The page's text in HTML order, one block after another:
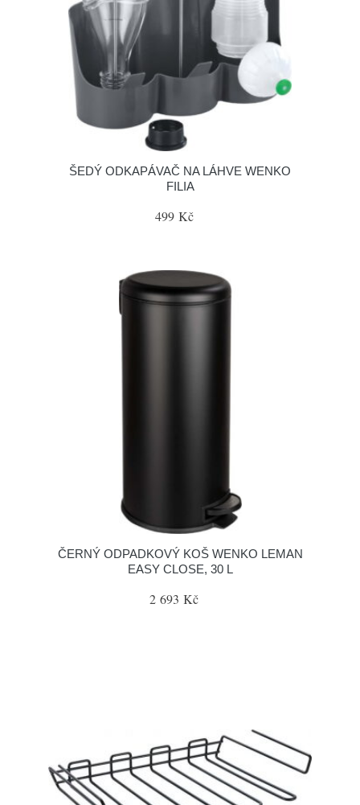
ŠEDÝ ODKAPÁVAČ NA LÁHVE WENKO
FILIA
499 Kč
ČERNÝ ODPADKOVÝ KOŠ WENKO LEMAN
EASY CLOSE, 30 L
2 693 Kč